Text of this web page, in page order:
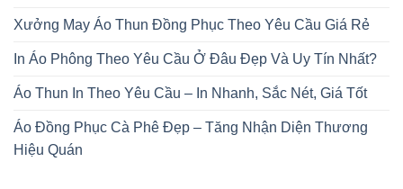
Xưởng May Áo Thun Đồng Phục Theo Yêu Cầu Giá Rẻ
In Áo Phông Theo Yêu Cầu Ở Đâu Đẹp Và Uy Tín Nhất?
Áo Thun In Theo Yêu Cầu – In Nhanh, Sắc Nét, Giá Tốt
Áo Đồng Phục Cà Phê Đẹp – Tăng Nhận Diện Thương
Hiệu Quán